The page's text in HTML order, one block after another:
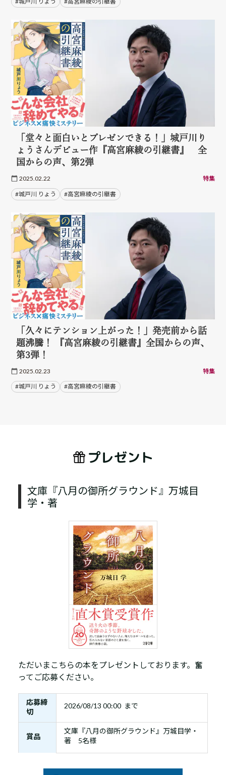
「堂々と面白いとプレゼンできる！」城戸川り
ょうさんデビュー作『高宮麻綾の引継書』 全
国からの声、第2弾
2025.02.22 特集
#城戸川 りょう #高宮麻綾の引継書
「久々にテンション上がった！」発売前から話
題沸騰！ 『高宮麻綾の引継書』全国からの声、
第3弾！
2025.02.23 特集
#城戸川 りょう #高宮麻綾の引継書
プレゼント
文庫『八月の御所グラウンド』万城目
学・著
ただいまこちらの本をプレゼントしております。奮
ってご応募ください。
応募締
切
2026/08/13 00:00 まで
賞品
文庫『八月の御所グラウンド』万城目学・
著 5名様